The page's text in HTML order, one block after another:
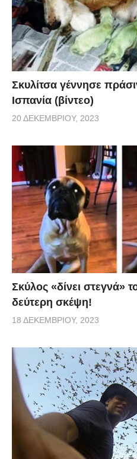
Σκυλίτσα γέννησε
Ισπανία (βίντεο)
20 ΔΕΚΕΜΒΡΊΟΥ, 2023
Σκύλος «δίνει στεγνά»
δεύτερη σκέψη!
18 ΔΕΚΕΜΒΡΊΟΥ, 2023